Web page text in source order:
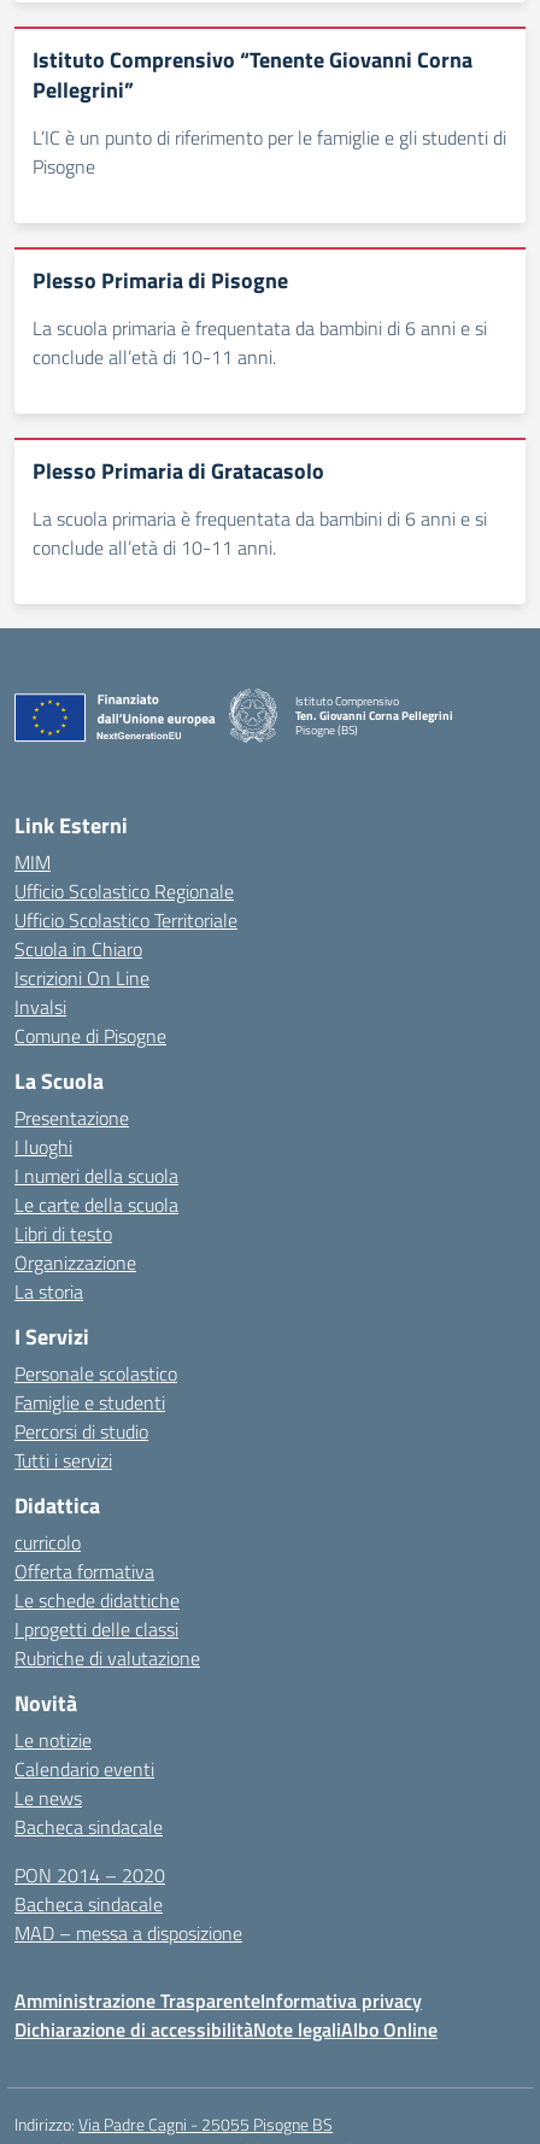
Istituto Comprensivo “Tenente Giovanni Corna
Pellegrini”
L’IC è un punto di riferimento per le famiglie e gli studenti di
Pisogne
Plesso Primaria di Pisogne
La scuola primaria è frequentata da bambini di 6 anni e si
conclude all’età di 10-11 anni.
Plesso Primaria di Gratacasolo
La scuola primaria è frequentata da bambini di 6 anni e si
conclude all’età di 10-11 anni.
Istituto Comprensivo
Ten. Giovanni Corna Pellegrini
Pisogne (BS)
— Visita la pagina iniziale della scuola
Link Esterni
MIM
Ufficio Scolastico Regionale
Ufficio Scolastico Territoriale
Scuola in Chiaro
Iscrizioni On Line
Invalsi
Comune di Pisogne
La Scuola
Presentazione
I luoghi
I numeri della scuola
Le carte della scuola
Libri di testo
Organizzazione
La storia
I Servizi
Personale scolastico
Famiglie e studenti
Percorsi di studio
Tutti i servizi
Didattica
curricolo
Offerta formativa
Le schede didattiche
I progetti delle classi
Rubriche di valutazione
Novità
Le notizie
Calendario eventi
Le news
Bacheca sindacale
PON 2014 – 2020
Bacheca sindacale
MAD – messa a disposizione
Amministrazione TrasparenteInformativa privacy
Dichiarazione di accessibilitàNote legaliAlbo Online
Indirizzo:Via Padre Cagni - 25055 Pisogne BS